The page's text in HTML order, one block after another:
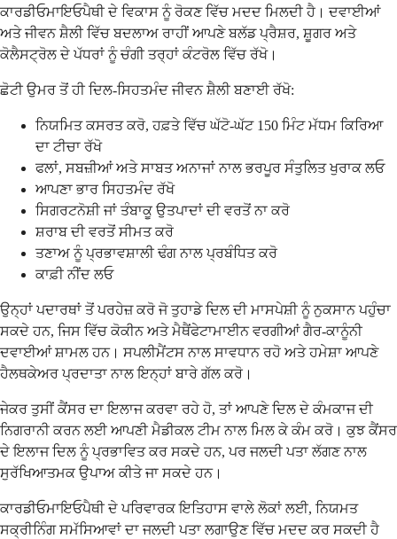
ਕਾਰਡੀਓਮਾਇਓਪੈਥੀ ਦੇ ਵਿਕਾਸ ਨੂੰ ਰੋਕਣ ਵਿੱਚ ਮਦਦ ਮਿਲਦੀ ਹੈ। ਦਵਾਈਆਂ
ਅਤੇ ਜੀਵਨ ਸ਼ੈਲੀ ਵਿੱਚ ਬਦਲਾਅ ਰਾਹੀਂ ਆਪਣੇ ਬਲੱਡ ਪ੍ਰੈਸ਼ਰ, ਸ਼ੂਗਰ ਅਤੇ
ਕੋਲੈਸਟ੍ਰੋਲ ਦੇ ਪੱਧਰਾਂ ਨੂੰ ਚੰਗੀ ਤਰ੍ਹਾਂ ਕੰਟਰੋਲ ਵਿੱਚ ਰੱਖੋ।
ਛੋਟੀ ਉਮਰ ਤੋਂ ਹੀ ਦਿਲ-ਸਿਹਤਮੰਦ ਜੀਵਨ ਸ਼ੈਲੀ ਬਣਾਈ ਰੱਖੋ:
ਨਿਯਮਿਤ ਕਸਰਤ ਕਰੋ, ਹਫ਼ਤੇ ਵਿੱਚ ਘੱਟੋ-ਘੱਟ 150 ਮਿੰਟ ਮੱਧਮ ਕਿਰਿਆ
ਦਾ ਟੀਚਾ ਰੱਖੋ
ਫਲਾਂ, ਸਬਜ਼ੀਆਂ ਅਤੇ ਸਾਬਤ ਅਨਾਜਾਂ ਨਾਲ ਭਰਪੂਰ ਸੰਤੁਲਿਤ ਖੁਰਾਕ ਲਓ
ਆਪਣਾ ਭਾਰ ਸਿਹਤਮੰਦ ਰੱਖੋ
ਸਿਗਰਟਨੋਸ਼ੀ ਜਾਂ ਤੰਬਾਕੂ ਉਤਪਾਦਾਂ ਦੀ ਵਰਤੋਂ ਨਾ ਕਰੋ
ਸ਼ਰਾਬ ਦੀ ਵਰਤੋਂ ਸੀਮਤ ਕਰੋ
ਤਣਾਅ ਨੂੰ ਪ੍ਰਭਾਵਸ਼ਾਲੀ ਢੰਗ ਨਾਲ ਪ੍ਰਬੰਧਿਤ ਕਰੋ
ਕਾਫ਼ੀ ਨੀਂਦ ਲਓ
ਉਨ੍ਹਾਂ ਪਦਾਰਥਾਂ ਤੋਂ ਪਰਹੇਜ਼ ਕਰੋ ਜੋ ਤੁਹਾਡੇ ਦਿਲ ਦੀ ਮਾਸਪੇਸ਼ੀ ਨੂੰ ਨੁਕਸਾਨ ਪਹੁੰਚਾ
ਸਕਦੇ ਹਨ, ਜਿਸ ਵਿੱਚ ਕੋਕੀਨ ਅਤੇ ਮੈਥੈਂਫੇਟਾਮਾਈਨ ਵਰਗੀਆਂ ਗੈਰ-ਕਾਨੂੰਨੀ
ਦਵਾਈਆਂ ਸ਼ਾਮਲ ਹਨ। ਸਪਲੀਮੈਂਟਸ ਨਾਲ ਸਾਵਧਾਨ ਰਹੋ ਅਤੇ ਹਮੇਸ਼ਾ ਆਪਣੇ
ਹੈਲਥਕੇਅਰ ਪ੍ਰਦਾਤਾ ਨਾਲ ਇਨ੍ਹਾਂ ਬਾਰੇ ਗੱਲ ਕਰੋ।
ਜੇਕਰ ਤੁਸੀਂ ਕੈਂਸਰ ਦਾ ਇਲਾਜ ਕਰਵਾ ਰਹੇ ਹੋ, ਤਾਂ ਆਪਣੇ ਦਿਲ ਦੇ ਕੰਮਕਾਜ ਦੀ
ਨਿਗਰਾਨੀ ਕਰਨ ਲਈ ਆਪਣੀ ਮੈਡੀਕਲ ਟੀਮ ਨਾਲ ਮਿਲ ਕੇ ਕੰਮ ਕਰੋ। ਕੁਝ ਕੈਂਸਰ
ਦੇ ਇਲਾਜ ਦਿਲ ਨੂੰ ਪ੍ਰਭਾਵਿਤ ਕਰ ਸਕਦੇ ਹਨ, ਪਰ ਜਲਦੀ ਪਤਾ ਲੱਗਣ ਨਾਲ
ਸੁਰੱਖਿਆਤਮਕ ਉਪਾਅ ਕੀਤੇ ਜਾ ਸਕਦੇ ਹਨ।
ਕਾਰਡੀਓਮਾਇਓਪੈਥੀ ਦੇ ਪਰਿਵਾਰਕ ਇਤਿਹਾਸ ਵਾਲੇ ਲੋਕਾਂ ਲਈ, ਨਿਯਮਤ
ਸਕ੍ਰੀਨਿੰਗ ਸਮੱਸਿਆਵਾਂ ਦਾ ਜਲਦੀ ਪਤਾ ਲਗਾਉਣ ਵਿੱਚ ਮਦਦ ਕਰ ਸਕਦੀ ਹੈ